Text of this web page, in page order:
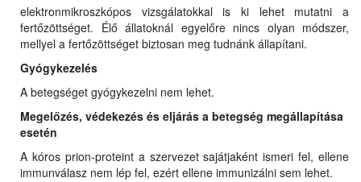
elektronmikroszkópos vizsgálatokkal is ki lehet mutatni a
fertőzöttséget. Élő állatoknál egyelőre nincs olyan módszer,
mellyel a fertőzöttséget biztosan meg tudnánk állapítani.
Gyógykezelés
A betegséget gyógykezelni nem lehet.
Megelőzés, védekezés és eljárás a betegség megállapítása
esetén
A kóros prion-proteint a szervezet sajátjaként ismeri fel, ellene
immunválasz nem lép fel, ezért ellene immunizálni sem lehet.